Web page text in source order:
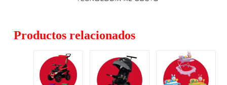
Productos relacionados